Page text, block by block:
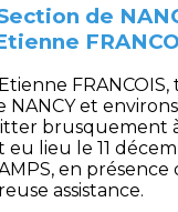
de
et
brusquement à
eu lieu le 11
en
assistance.